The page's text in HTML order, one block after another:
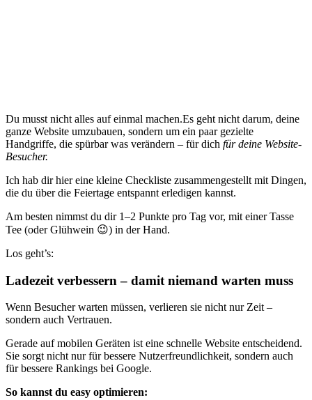
Du musst nicht alles auf einmal machen.Es geht nicht darum, deine
ganze Website umzubauen, sondern um ein paar gezielte
Handgriffe, die spürbar was verändern – für dich für deine Website-
Besucher.
Ich hab dir hier eine kleine Checkliste zusammengestellt mit Dingen,
die du über die Feiertage entspannt erledigen kannst.
Am besten nimmst du dir 1–2 Punkte pro Tag vor, mit einer Tasse
Tee (oder Glühwein 😉) in der Hand.
Los geht’s:
Ladezeit verbessern – damit niemand warten muss
Wenn Besucher warten müssen, verlieren sie nicht nur Zeit –
sondern auch Vertrauen.
Gerade auf mobilen Geräten ist eine schnelle Website entscheidend.
Sie sorgt nicht nur für bessere Nutzerfreundlichkeit, sondern auch
für bessere Rankings bei Google.
So kannst du easy optimieren: